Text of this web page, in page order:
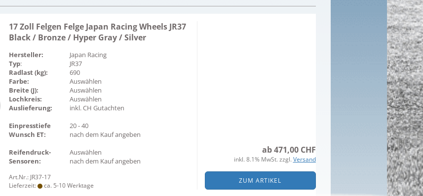
17 Zoll Felgen Felge Japan Racing Wheels JR37
Black / Bronze / Hyper Gray / Silver
Hersteller:
Japan Racing
Typ:
JR37
Radlast (kg):
690
Farbe:
Auswählen
Breite (J):
Auswählen
Lochkreis:
Auswählen
Auslieferung:
inkl. CH Gutachten
Einpresstiefe
Wunsch ET:
20 - 40
nach dem Kauf angeben
Reifendruck-
Sensoren:
Auswählen
nach dem Kauf angeben
Art.Nr.: JR37-17
Lieferzeit:
ca. 5-10 Werktage
ab 471,00 CHF
inkl. 8.1% MwSt. zzgl. Versand
ZUM ARTIKEL